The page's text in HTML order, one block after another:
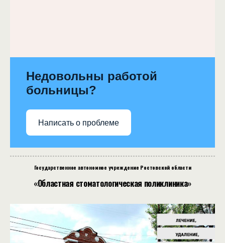
Недовольны работой
больницы?
Написать о проблеме
Государственное автономное учреждение Ростовской области
«Областная стоматологическая поликлиника»